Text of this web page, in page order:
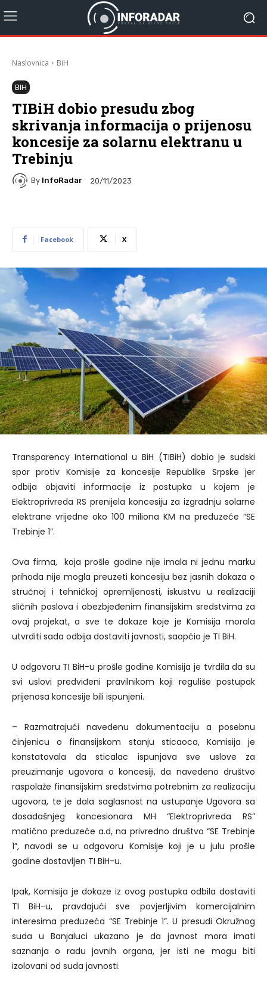
Naslovnica BiH
BIH
TIBiH dobio presudu zbog
skrivanja informacija o prijenosu
koncesije za solarnu elektranu u
Trebinju
By InfoRadar 20/11/2023
Facebook X
Transparency International u BiH (TIBiH) dobio je sudski
spor protiv Komisije za koncesije Republike Srpske jer
odbija objaviti informacije iz postupka u kojem je
Elektroprivreda RS prenijela koncesiju za izgradnju solarne
elektrane vrijedne oko 100 miliona KM na preduzeće “SE
Trebinje 1”.
Ova firma, koja prošle godine nije imala ni jednu marku
prihoda nije mogla preuzeti koncesiju bez jasnih dokaza o
stručnoj i tehničkoj opremljenosti, iskustvu u realizaciji
sličnih poslova i obezbjeđenim finansijskim sredstvima za
ovaj projekat, a sve te dokaze koje je Komisija morala
utvrditi sada odbija dostaviti javnosti, saopćio je TI BiH.
U odgovoru TI BiH-u prošle godine Komisija je tvrdila da su
svi uslovi predviđeni pravilnikom koji reguliše postupak
prijenosa koncesije bili ispunjeni.
– Razmatrajući navedenu dokumentaciju a posebnu
činjenicu o finansijskom stanju sticaoca, Komisija je
konstatovala da sticalac ispunjava sve uslove za
preuzimanje ugovora o koncesiji, da navedeno društvo
raspolaže finansijskim sredstvima potrebnim za realizaciju
ugovora, te je dala saglasnost na ustupanje Ugovora sa
dosadašnjeg koncesionara MH “Elektroprivreda RS”
matično preduzeće a.d, na privredno društvo “SE Trebinje
1”, navodi se u odgovoru Komisije koji je u julu prošle
godine dostavljen TI BiH-u.
Ipak, Komisija je dokaze iz ovog postupka odbila dostaviti
TI BiH-u, pravdajući sve povjerljivim komercijalnim
interesima preduzeća “SE Trebinje 1”. U presudi Okružnog
suda u Banjaluci ukazano je da javnost mora imati
saznanja o radu javnih organa, jer isti ne mogu biti
izolovani od suda javnosti.